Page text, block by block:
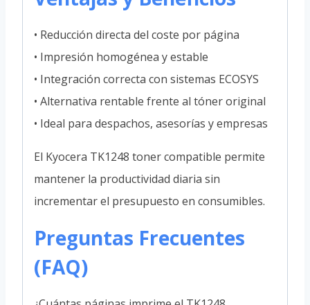
• Reducción directa del coste por página
• Impresión homogénea y estable
• Integración correcta con sistemas ECOSYS
• Alternativa rentable frente al tóner original
• Ideal para despachos, asesorías y empresas
El Kyocera TK1248 toner compatible permite
mantener la productividad diaria sin
incrementar el presupuesto en consumibles.
Preguntas Frecuentes
(FAQ)